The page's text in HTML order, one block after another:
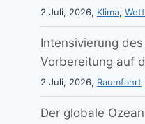
2 Juli, 2026, Klima,
Intensivierung
Vorbereitung auf
2 Juli, 2026, Raumfahrt
Der globale